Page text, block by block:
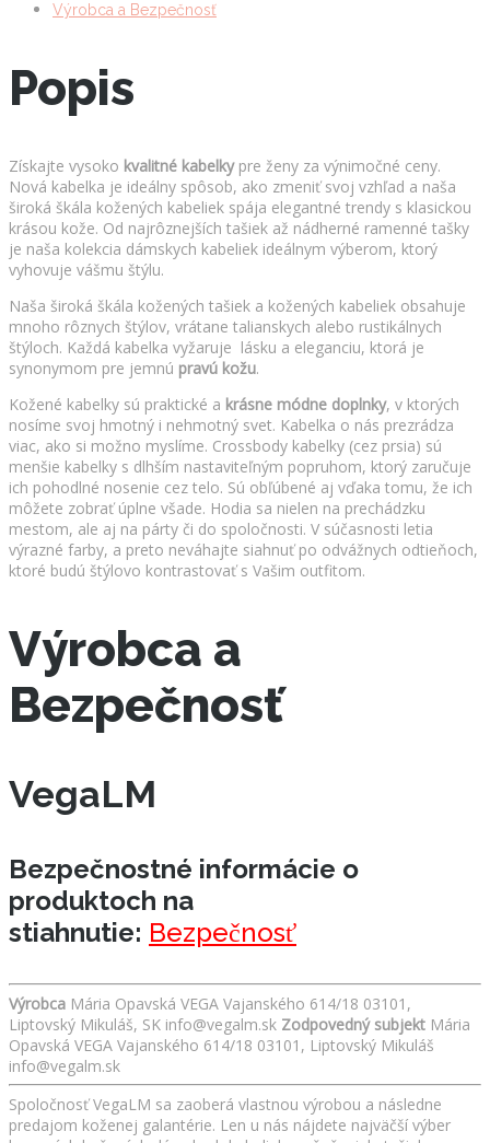
Výrobca a Bezpečnosť
Popis
Získajte vysoko kvalitné kabelkypre ženy za výnimočné ceny.
Nová kabelka je ideálny spôsob, ako zmeniť svoj vzhľad a naša
široká škála kožených kabeliek spája elegantné trendy s klasickou
krásou kože. Od najrôznejších tašiek až nádherné ramenné tašky
je naša kolekcia dámskych kabeliek ideálnym výberom, ktorý
vyhovuje vášmu štýlu.
Naša široká škála kožených tašiek a kožených kabeliek obsahuje
mnoho rôznych štýlov, vrátane talianskych alebo rustikálnych
štýloch. Každá kabelka vyžaruje lásku a eleganciu, ktorá je
synonymom pre jemnú pravú kožu.
Kožené kabelky sú praktické a krásne módne doplnky, v ktorých
nosíme svoj hmotný i nehmotný svet. Kabelka o nás prezrádza
viac, ako si možno myslíme. Crossbody kabelky (cez prsia) sú
menšie kabelky s dlhším nastaviteľným popruhom, ktorý zaručuje
ich pohodlné nosenie cez telo. Sú obľúbené aj vďaka tomu, že ich
môžete zobrať úplne všade. Hodia sa nielen na prechádzku
mestom, ale aj na párty či do spoločnosti. V súčasnosti letia
výrazné farby, a preto neváhajte siahnuť po odvážnych odtieňoch,
ktoré budú štýlovo kontrastovať s Vašim outfitom.
Výrobca a
Bezpečnosť
VegaLM
Bezpečnostné informácie o
produktoch na
stiahnutie: Bezpečnosť
Výrobca Mária Opavská VEGA Vajanského 614/18 03101,
Liptovský Mikuláš, SK info@vegalm.sk Zodpovedný subjekt Mária
Opavská VEGA Vajanského 614/18 03101, Liptovský Mikuláš
info@vegalm.sk
Spoločnosť VegaLM sa zaoberá vlastnou výrobou a následne
predajom koženej galantérie. Len u nás nájdete najväčší výber